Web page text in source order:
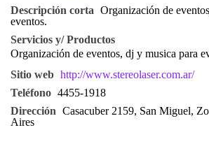
Descripción corta Organización de
eventos.
Servicios y/ Productos
Organización de eventos, dj y musica para
Sitio web http://www.stereolaser.com.ar/
Teléfono 4455-1918
Dirección Casacuber 2159, San Miguel,
Aires